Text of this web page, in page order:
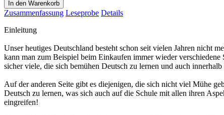
In den Warenkorb
Zusammenfassung Leseprobe Details
Einleitung
Unser heutiges Deutschland besteht schon seit vielen Jahren nicht
kann man zum Beispiel beim Einkaufen immer wieder
sicher viele, die sich bemühen Deutsch zu lernen und auch
Auf der anderen Seite gibt es diejenigen, die sich nicht viel Mühe
Deutsch zu lernen, was sich auch auf die Schule mit allen ihren
eingreifen!